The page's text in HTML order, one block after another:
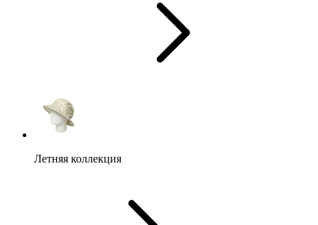
Летняя коллекция